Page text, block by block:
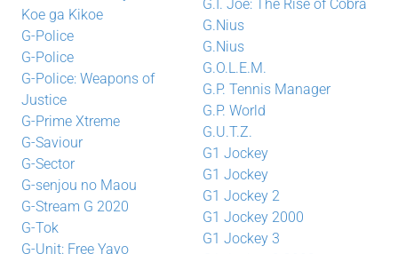
Koe ga Kikoe
G-Police
G-Police
G-Police: Weapons of
Justice
G-Prime Xtreme
G-Saviour
G-Sector
G-senjou no Maou
G-Stream G 2020
G-Tok
G-Unit: Free Yayo
G.I. Joe: The Rise of Cobra
G.Nius
G.Nius
G.O.L.E.M.
G.P. Tennis Manager
G.P. World
G.U.T.Z.
G1 Jockey
G1 Jockey
G1 Jockey 2
G1 Jockey 2000
G1 Jockey 3